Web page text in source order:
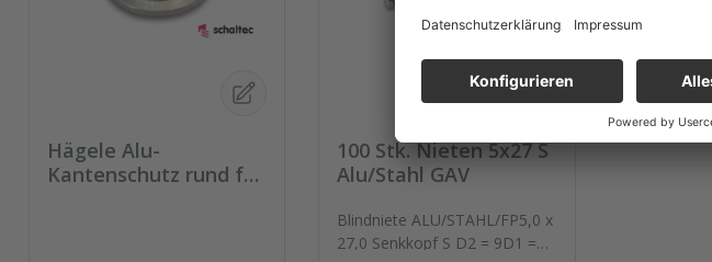
Hägele Alu-
Kantenschutz rund für
100 Stk. Nieten 5x27 S
Alu/Stahl GAV
Blindniete ALU/STAHL/FP5,0 x
27,0 Senkkopf S D2 = 9D1 =